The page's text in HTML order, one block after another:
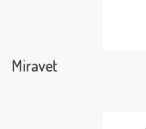
Miravet